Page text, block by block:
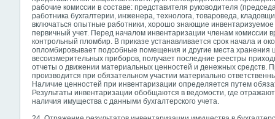
рабочие комиссии в составе: представителя руководителя
работника бухгалтерии, инженера, технолога, товароведа,
включаться опытные работники, хорошо знающие
первичный учет. Перед началом инвентаризации членам комиссии
контрольный пломбир. В приказе устанавливается срок начала и
опломбировывает подсобные помещения и другие места хранения
весоизмерительных приборов, получает последние реестры
отчеты о движении материальных ценностей и денежных средств.
производится при обязательном участии материально
Наличие ценностей при инвентаризации определяется путем
Результаты инвентаризации обобщаются в ведомости, где
наличия имущества с данными бухгалтерского учета.